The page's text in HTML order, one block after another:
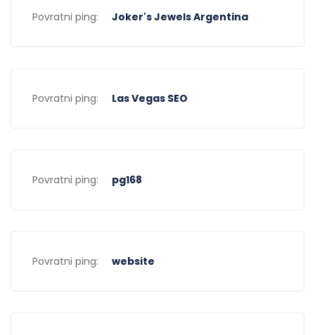
Povratni ping: Joker's Jewels Argentina
Povratni ping: Las Vegas SEO
Povratni ping: pg168
Povratni ping: website